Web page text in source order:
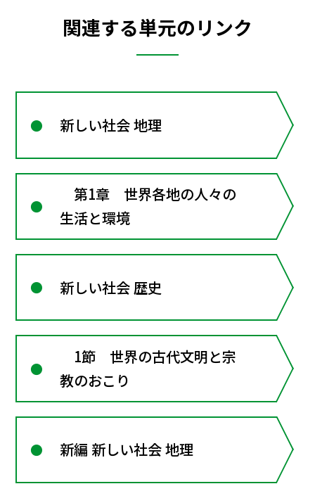
関連する単元のリンク
新しい社会 地理
第1章 世界各地の人々の
生活と環境
新しい社会 歴史
1節 世界の古代文明と宗
教のおこり
新編 新しい社会 地理